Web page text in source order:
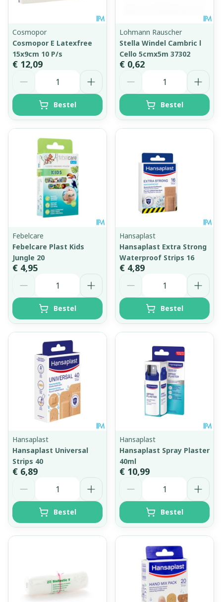
Cosmopor
Cosmopor E Latexfree
15x9cm 10 P/s
€ 12,09
Bestel
Lohmann Rauscher
Stella Windel Cambric l
Cello 5cmx5m 37302
€ 0,62
Bestel
Febelcare
Febelcare Plast Kids
Jungle 20
€ 4,95
Bestel
Hansaplast
Hansaplast Extra Strong
Waterproof Strips 16
€ 4,89
Bestel
Hansaplast
Hansaplast Universal
Strips 40
€ 6,89
Bestel
Hansaplast
Hansaplast Spray Plaster
40ml
€ 10,99
Bestel